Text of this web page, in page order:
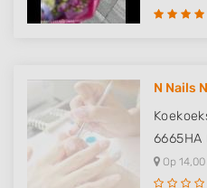
N Nails
6665HA
Op